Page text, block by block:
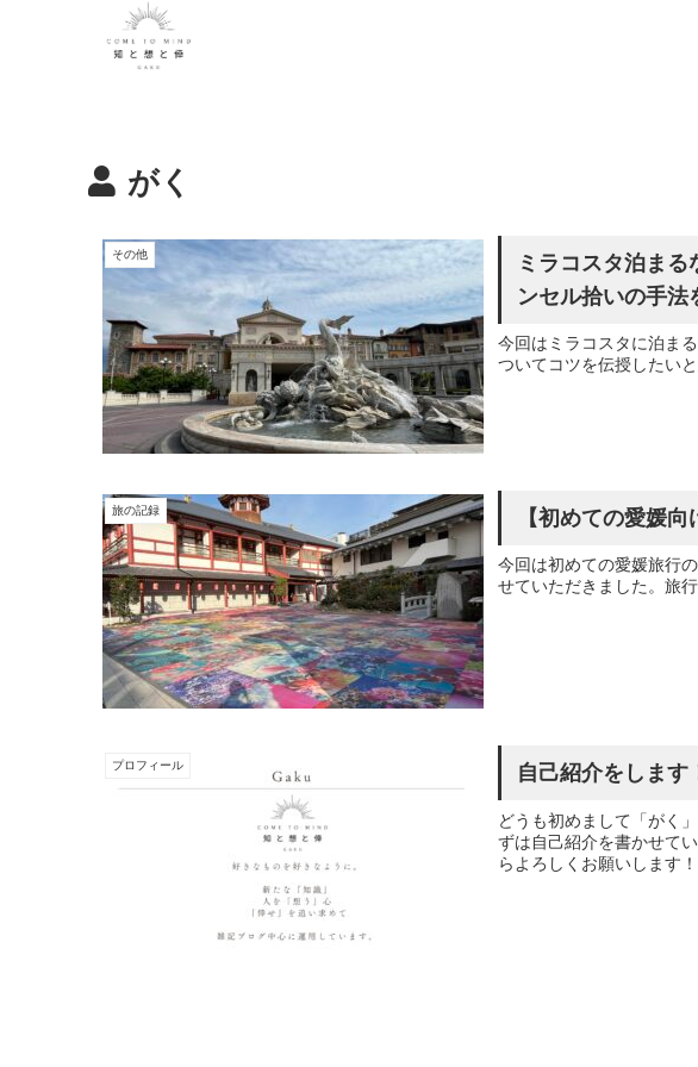
がく
その他
ミラコスタ泊ま
ンセル拾いの手法
今回はミラコスタに泊ま
ついてコツを伝授したいと
旅の記録 【初めての愛媛
今回は初めての愛媛旅行
せていただきました。旅
プロフィール 自己紹介をします
どうも初めまして「がく
ずは自己紹介を書かせて
らよろしくお願いします！